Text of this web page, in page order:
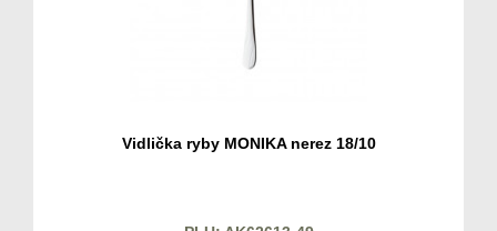
Vidlička ryby MONIKA nerez 18/10